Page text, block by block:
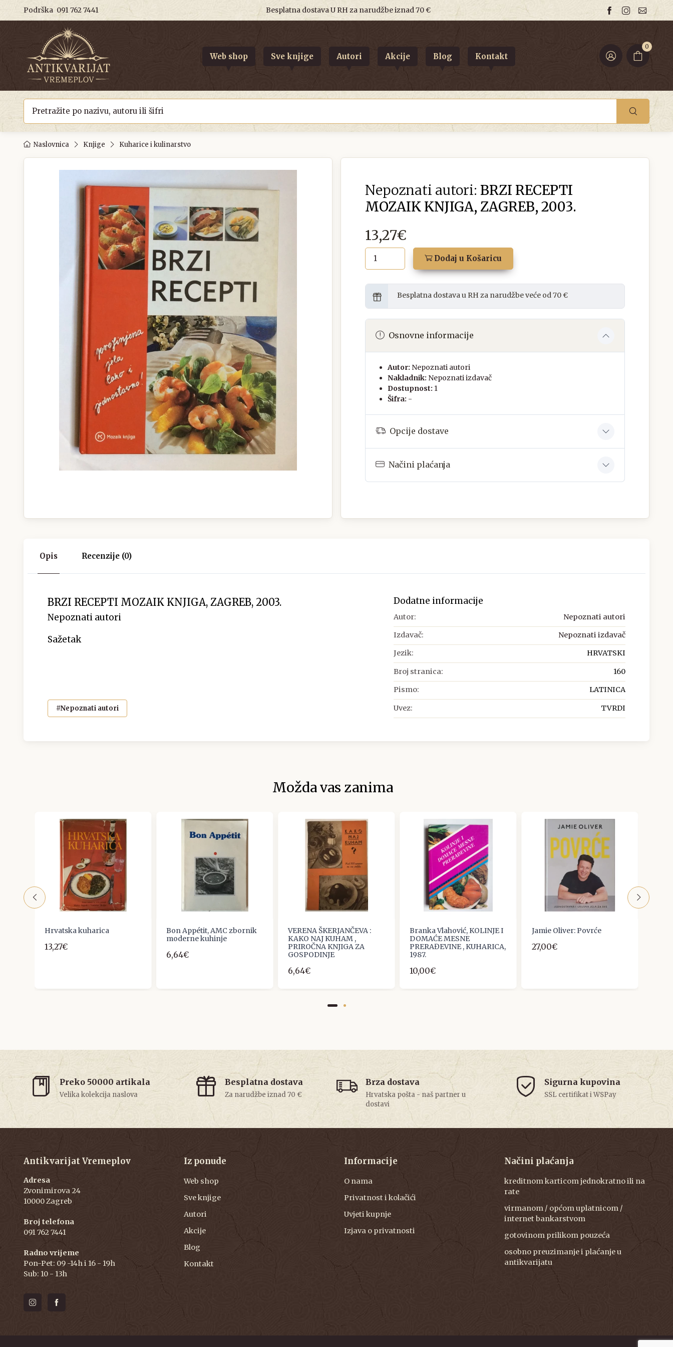
Podrška 091 762 7441 Besplatna dostava U RH za narudžbe iznad 70 €
0
Web shop Sve knjige Autori Akcije Blog Kontakt
Naslovnica Knjige Kuharice i kulinarstvo
Nepoznati autori: BRZI RECEPTI
MOZAIK KNJIGA, ZAGREB, 2003.
13,27€
Dodaj u Košaricu
Besplatna dostava u RH za narudžbe veće od 70 €
Osnovne informacije
Autor: Nepoznati autori
Nakladnik: Nepoznati izdavač
Dostupnost: 1
Šifra: -
Opcije dostave
Načini plaćanja
Opis Recenzije (0)
BRZI RECEPTI MOZAIK KNJIGA, ZAGREB, 2003.
Nepoznati autori
Sažetak
#Nepoznati autori
Dodatne informacije
Autor: Nepoznati autori
Izdavač: Nepoznati izdavač
Jezik: HRVATSKI
Broj stranica: 160
Pismo: LATINICA
Uvez: TVRDI
Možda vas zanima
Hrvatska kuharica
13,27€
Bon Appétit, AMC zbornik
moderne kuhinje
6,64€
VERENA ŠKERJANČEVA :
KAKO NAJ KUHAM ,
PRIROČNA KNJIGA ZA
GOSPODINJE
6,64€
Branka Vlahović, KOLINJE I
DOMAĆE MESNE
PRERAĐEVINE , KUHARICA,
1987.
10,00€
Jamie Oliver: Povrće
27,00€
Preko 50000 artikala
Velika kolekcija naslova
Besplatna dostava
Za narudžbe iznad 70 €
Brza dostava
Hrvatska pošta - naš partner u
dostavi
Sigurna kupovina
SSL certifikat i WSPay
Antikvarijat Vremeplov
Adresa
Zvonimirova 24
10000 Zagreb
Broj telefona
091 762 7441
Radno vrijeme
Pon-Pet: 09 -14h i 16 - 19h
Sub: 10 - 13h
Iz ponude
Web shop
Sve knjige
Autori
Akcije
Blog
Kontakt
Informacije
O nama
Privatnost i kolačići
Uvjeti kupnje
Izjava o privatnosti
Načini plaćanja
kreditnom karticom jednokratno ili na
rate
virmanom / općom uplatnicom /
internet bankarstvom
gotovinom prilikom pouzeća
osobno preuzimanje i plaćanje u
antikvarijatu